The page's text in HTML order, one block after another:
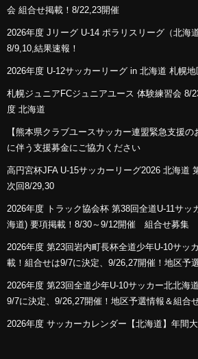
会 組合せ掲載！8/22,23開催
2026年度 Jリーグ U-14 ポラリスリーグ（北海
8/9,10,結果速報！
2026年度 U-12サッカーリーグ in 北海道 札幌
札幌ジュニアFCジュニアユース 体験練習会 8/
度 北海道
【熊本県クラブユースサッカー連盟緊急支援
に伴う支援募金にご協力ください
高円宮杯JFA U-15サッカーリーグ2026 北海道
次回8/29,30
2026年度 トラック協会杯 第38回全道U-11サッ
海道) 要項掲載！8/30～9/12開催 組合せ募集
2026年度 第23回岩内町長杯全道少年U-10サッ
載！組合せは9/7に決定、9/26,27開催！地区予
2026年度 第23回全道少年U-10サッカー北北海
9/7に決定、9/26,27開催！地区予選情報＆組合
2026年度 サッカーカレンダー【北海道】年間